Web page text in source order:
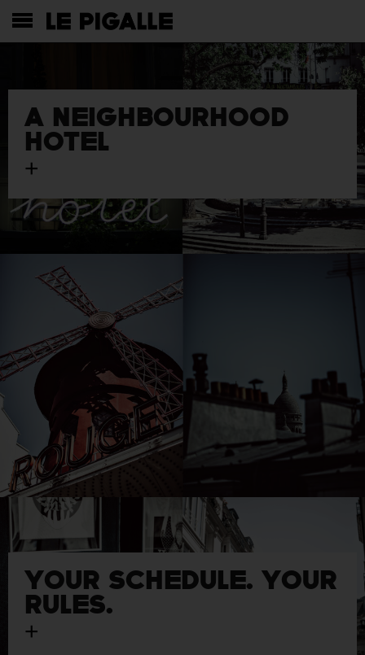
A NEIGHBOURHOOD
HOTEL
+
YOUR SCHEDULE. YOUR
RULES.
+